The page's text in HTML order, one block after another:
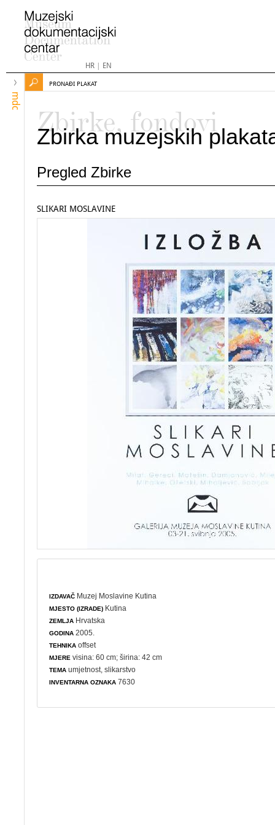
HR| EN
mdc
PRONAĐI PLAKAT
Zbirke, fondovi
Zbirka muzejskih
Pregled Zbirke
SLIKARI MOSLAVINE
IZDAVAČ Muzej Moslavine Kutina
MJESTO (IZRADE) Kutina
ZEMLJA Hrvatska
GODINA 2005.
TEHNIKA offset
MJERE visina: 60 cm; širina: 42 cm
TEMA umjetnost ,slikarstvo
INVENTARNA OZNAKA 7630